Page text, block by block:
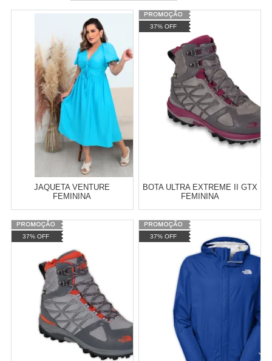
JAQUETA VENTURE
FEMININA
Atacado: R$
Revendedor)
RAFAELANOVEMBRO2022
COMPRAR
37% OFF
BOTA ULTRA EXTREME II GTX
FEMININA
Varejo:
Atacado: R$ 2.550,90 (Apenas
Revendedor)
x de R$ 255,09
Cat: FEMININO
COMPRAR
37% OFF 37% OFF